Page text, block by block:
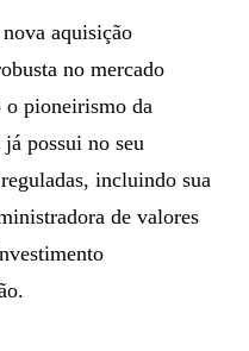
aquisição
no mercado
pioneirismo da
possui no seu
incluindo sua
de valores